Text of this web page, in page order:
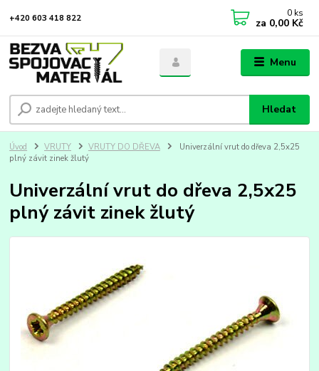
Menu
Hledat
+420 603 418 822 0 ks
za 0,00 Kč
Úvod VRUTY VRUTY DO DŘEVA
Univerzální vrut do dřeva 2,5x25
plný závit zinek žlutý
Univerzální vrut do dřeva 2,5x25
plný závit zinek žlutý